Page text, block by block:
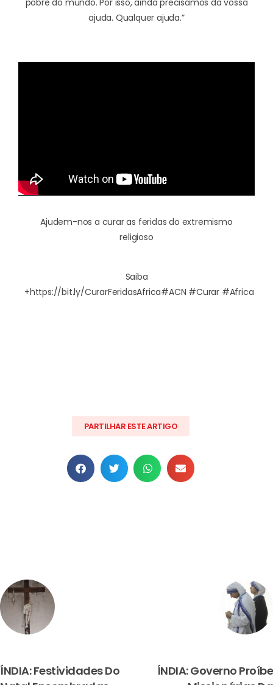
pobre do mundo. Por isso, ainda precisamos da vossa
ajuda. Qualquer ajuda.”
Ajudem-nos a curar as feridas do extremismo
religioso
Saiba
+https://bit.ly/CurarFeridasAfrica#ACN #Curar #Africa
PARTILHAR ESTE ARTIGO
ÍNDIA: Festividades Do
ÍNDIA: Governo Proíbe